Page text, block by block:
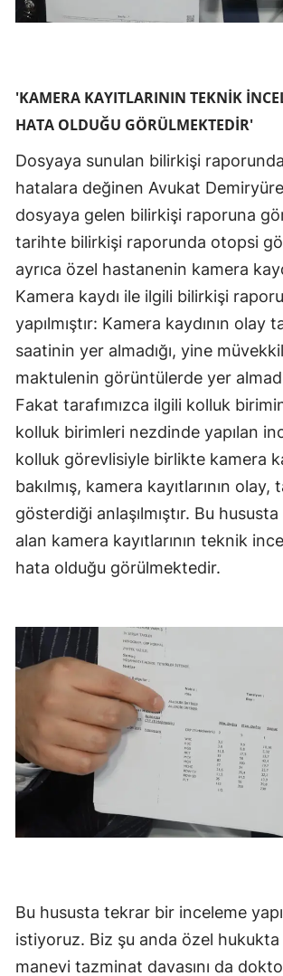
'KAMERA KAYITLARININ TEKNİK
HATA OLDUĞU GÖRÜLMEKTEDİR'
Dosyaya sunulan bilirkişi
hatalara değinen Avukat
dosyaya gelen bilirkişi raporuna
tarihte bilirkişi raporunda otopsi
ayrıca özel hastanenin kamera
Kamera kaydı ile ilgili bilirkişi
yapılmıştır: Kamera kaydının olay
saatinin yer almadığı, yine
maktulenin görüntülerde yer
Fakat tarafımızca ilgili kolluk
kolluk birimleri nezdinde yapılan
kolluk görevlisiyle birlikte kamera
bakılmış, kamera kayıtlarının
gösterdiği anlaşılmıştır. Bu
alan kamera kayıtlarının teknik
hata olduğu görülmektedir.
Bu hususta tekrar bir inceleme
istiyoruz. Biz şu anda özel
manevi tazminat davasını da